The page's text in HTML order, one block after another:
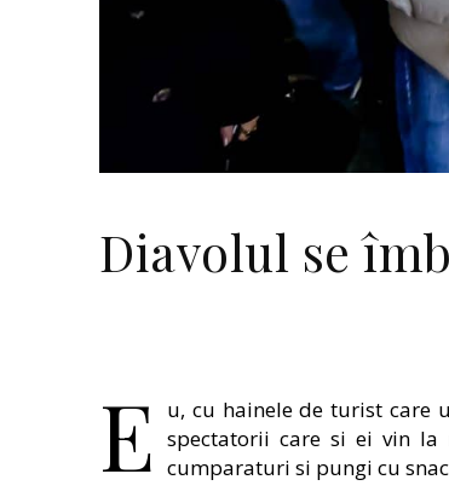
Diavolul se
E
u, cu hainele de turist care
spectatorii care si ei vin
cumparaturi si pungi cu